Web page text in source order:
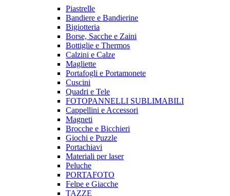
Piastrelle
Bandiere e Bandierine
Bigiotteria
Borse, Sacche e Zaini
Bottiglie e Thermos
Calzini e Calze
Magliette
Portafogli e Portamonete
Cuscini
Quadri e Tele
FOTOPANNELLI SUBLIMABILI
Cappellini e Accessori
Magneti
Brocche e Bicchieri
Giochi e Puzzle
Portachiavi
Materiali per laser
Peluche
PORTAFOTO
Felpe e Giacche
TAZZE